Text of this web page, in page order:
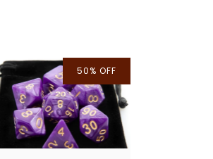
50% OFF